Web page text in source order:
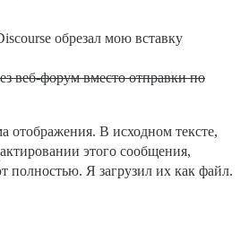
обрезал мою вставку
веб-форум вместо отправки по
отображения. В исходном тексте,
этого сообщения,
полностью. Я загрузил их как файл.